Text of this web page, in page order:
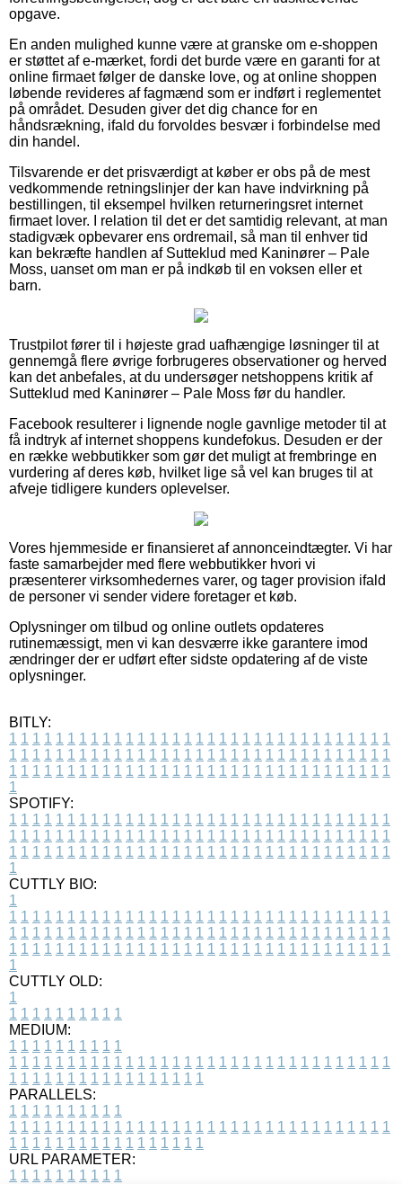
opgave.
En anden mulighed kunne være at granske om e-shoppen
er støttet af e-mærket, fordi det burde være en garanti for at
online firmaet følger de danske love, og at online shoppen
løbende revideres af fagmænd som er indført i reglementet
på området. Desuden giver det dig chance for en
håndsrækning, ifald du forvoldes besvær i forbindelse med
din handel.
Tilsvarende er det prisværdigt at køber er obs på de mest
vedkommende retningslinjer der kan have indvirkning på
bestillingen, til eksempel hvilken returneringsret internet
firmaet lover. I relation til det er det samtidig relevant, at man
stadigvæk opbevarer ens ordremail, så man til enhver tid
kan bekræfte handlen af Sutteklud med Kaninører – Pale
Moss, uanset om man er på indkøb til en voksen eller et
barn.
Trustpilot fører til i højeste grad uafhængige løsninger til at
gennemgå flere øvrige forbrugeres observationer og herved
kan det anbefales, at du undersøger netshoppens kritik af
Sutteklud med Kaninører – Pale Moss før du handler.
Facebook resulterer i lignende nogle gavnlige metoder til at
få indtryk af internet shoppens kundefokus. Desuden er der
en række webbutikker som gør det muligt at frembringe en
vurdering af deres køb, hvilket lige så vel kan bruges til at
afveje tidligere kunders oplevelser.
Vores hjemmeside er finansieret af annonceindtægter. Vi har
faste samarbejder med flere webbutikker hvori vi
præsenterer virksomhedernes varer, og tager provision ifald
de personer vi sender videre foretager et køb.
Oplysninger om tilbud og online outlets opdateres
rutinemæssigt, men vi kan desværre ikke garantere imod
ændringer der er udført efter sidste opdatering af de viste
oplysninger.
BITLY:
1 1 1 1 1 1 1 1 1 1 1 1 1 1 1 1 1 1 1 1 1 1 1 1 1 1 1 1 1 1 1 1 1
1 1 1 1 1 1 1 1 1 1 1 1 1 1 1 1 1 1 1 1 1 1 1 1 1 1 1 1 1 1 1 1 1
1 1 1 1 1 1 1 1 1 1 1 1 1 1 1 1 1 1 1 1 1 1 1 1 1 1 1 1 1 1 1 1 1
1
SPOTIFY:
1 1 1 1 1 1 1 1 1 1 1 1 1 1 1 1 1 1 1 1 1 1 1 1 1 1 1 1 1 1 1 1 1
1 1 1 1 1 1 1 1 1 1 1 1 1 1 1 1 1 1 1 1 1 1 1 1 1 1 1 1 1 1 1 1 1
1 1 1 1 1 1 1 1 1 1 1 1 1 1 1 1 1 1 1 1 1 1 1 1 1 1 1 1 1 1 1 1 1
1
CUTTLY BIO:
1
1 1 1 1 1 1 1 1 1 1 1 1 1 1 1 1 1 1 1 1 1 1 1 1 1 1 1 1 1 1 1 1 1
1 1 1 1 1 1 1 1 1 1 1 1 1 1 1 1 1 1 1 1 1 1 1 1 1 1 1 1 1 1 1 1 1
1 1 1 1 1 1 1 1 1 1 1 1 1 1 1 1 1 1 1 1 1 1 1 1 1 1 1 1 1 1 1 1 1
1
CUTTLY OLD:
1
1 1 1 1 1 1 1 1 1 1
MEDIUM:
1 1 1 1 1 1 1 1 1 1
1 1 1 1 1 1 1 1 1 1 1 1 1 1 1 1 1 1 1 1 1 1 1 1 1 1 1 1 1 1 1 1 1
1 1 1 1 1 1 1 1 1 1 1 1 1 1 1 1 1
PARALLELS:
1 1 1 1 1 1 1 1 1 1
1 1 1 1 1 1 1 1 1 1 1 1 1 1 1 1 1 1 1 1 1 1 1 1 1 1 1 1 1 1 1 1 1
1 1 1 1 1 1 1 1 1 1 1 1 1 1 1 1 1
URL PARAMETER:
1 1 1 1 1 1 1 1 1 1